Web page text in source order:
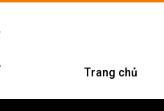
Trang chủ